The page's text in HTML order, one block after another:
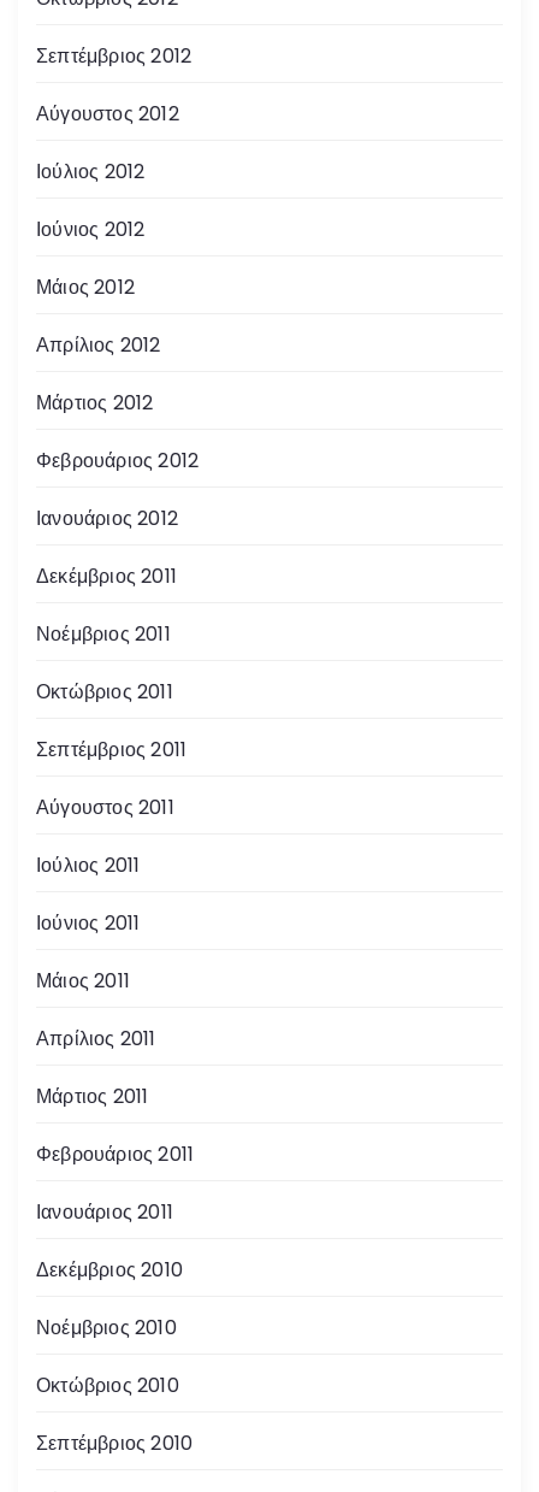
Σεπτέμβριος 2012
Αύγουστος 2012
Ιούλιος 2012
Ιούνιος 2012
Μάιος 2012
Απρίλιος 2012
Μάρτιος 2012
Φεβρουάριος 2012
Ιανουάριος 2012
Δεκέμβριος 2011
Νοέμβριος 2011
Οκτώβριος 2011
Σεπτέμβριος 2011
Αύγουστος 2011
Ιούλιος 2011
Ιούνιος 2011
Μάιος 2011
Απρίλιος 2011
Μάρτιος 2011
Φεβρουάριος 2011
Ιανουάριος 2011
Δεκέμβριος 2010
Νοέμβριος 2010
Οκτώβριος 2010
Σεπτέμβριος 2010